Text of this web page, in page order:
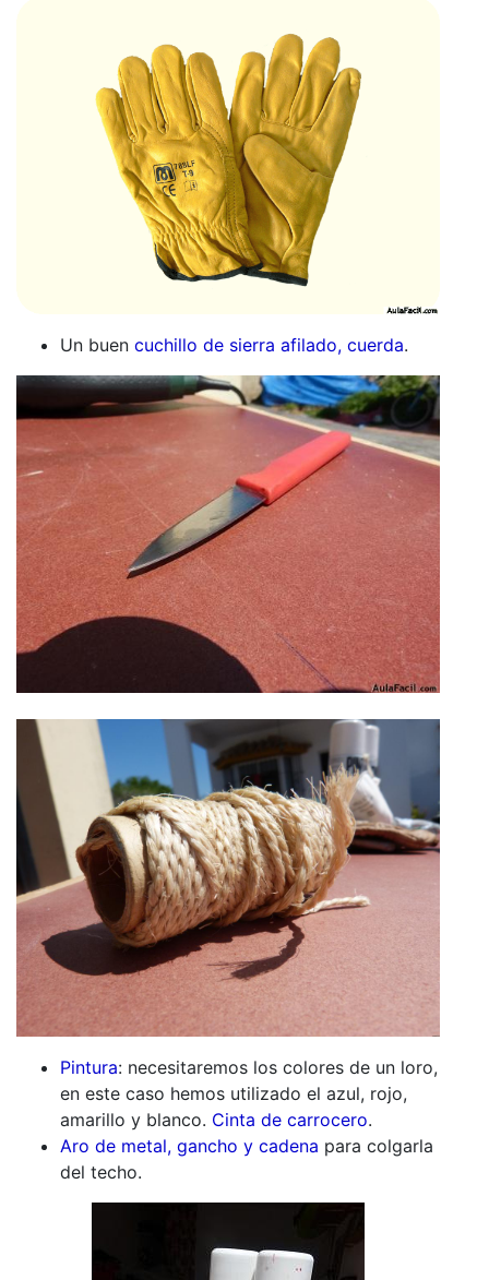
Un buen cuchillo de sierra afilado, cuerda.
Pintura: necesitaremos los colores de un loro,
en este caso hemos utilizado el azul, rojo,
amarillo y blanco. Cinta de carrocero.
Aro de metal, gancho y cadena para colgarla
del techo.